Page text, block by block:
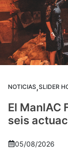
NOTICIAS,SLIDER
El ManIAC
seis
05/08/2026